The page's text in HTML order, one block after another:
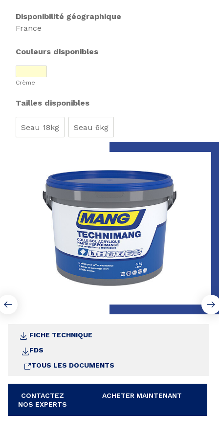
FICHE TECHNIQUE
FDS
TOUS LES DOCUMENTS
CONTACTEZ
NOS EXPERTS
ACHETER MAINTENANT
textiles, PVC homogènes ou hétérogènes et pour
la pose murale.
Disponibilité géographique
France
Couleurs disponibles
Crème
Tailles disponibles
Seau 18kg Seau 6kg